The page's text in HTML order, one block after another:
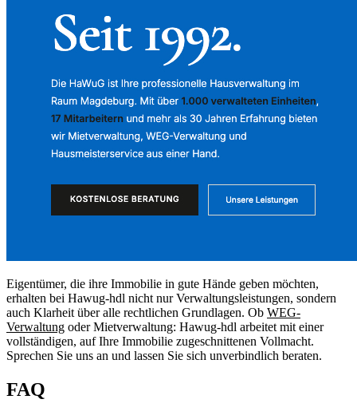
Eigentümer, die ihre Immobilie in gute Hände geben möchten,
erhalten bei Hawug-hdl nicht nur Verwaltungsleistungen, sondern
auch Klarheit über alle rechtlichen Grundlagen. Ob WEG-
Verwaltung oder Mietverwaltung: Hawug-hdl arbeitet mit einer
vollständigen, auf Ihre Immobilie zugeschnittenen Vollmacht.
Sprechen Sie uns an und lassen Sie sich unverbindlich beraten.
FAQ